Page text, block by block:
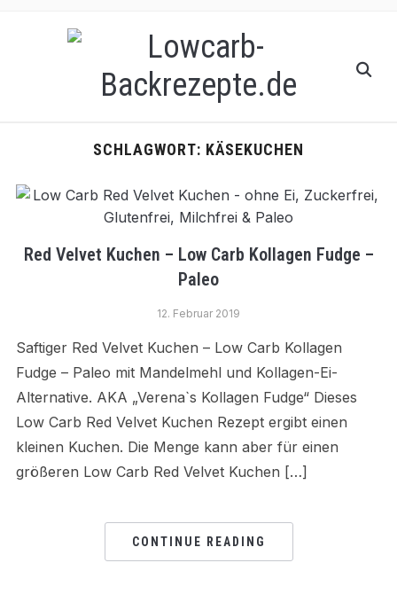
SCHLAGWORT: KÄSEKUCHEN
Red Velvet Kuchen – Low Carb Kollagen Fudge –
Paleo
12. Februar 2019
Saftiger Red Velvet Kuchen – Low Carb Kollagen
Fudge – Paleo mit Mandelmehl und Kollagen-Ei-
Alternative. AKA „Verena`s Kollagen Fudge“ Dieses
Low Carb Red Velvet Kuchen Rezept ergibt einen
kleinen Kuchen. Die Menge kann aber für einen
größeren Low Carb Red Velvet Kuchen […]
CONTINUE READING